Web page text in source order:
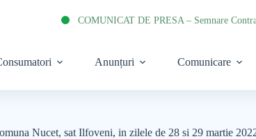
Anunțuri Comunicare
Nucet, sat Ilfoveni, in zilele de 28 si 29 martie